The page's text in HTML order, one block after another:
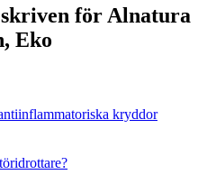
skriven för Alnatura
Eko
kryddor